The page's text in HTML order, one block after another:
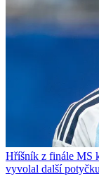
Hříšník z finále MS
vyvolal další potyčku